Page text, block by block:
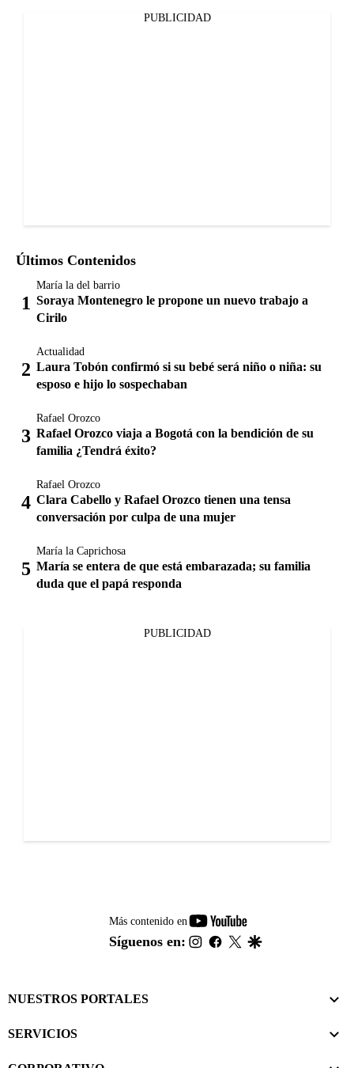
PUBLICIDAD
Últimos Contenidos
María la del barrio
Soraya Montenegro le propone un nuevo trabajo a
Cirilo
Actualidad
Laura Tobón confirmó si su bebé será niño o niña: su
esposo e hijo lo sospechaban
Rafael Orozco
Rafael Orozco viaja a Bogotá con la bendición de su
familia ¿Tendrá éxito?
Rafael Orozco
Clara Cabello y Rafael Orozco tienen una tensa
conversación por culpa de una mujer
María la Caprichosa
María se entera de que está embarazada; su familia
duda que el papá responda
PUBLICIDAD
Más contenido en
youtube-
footer
Síguenos en: instagram
facebook
twitter
NUESTROS PORTALES
SERVICIOS